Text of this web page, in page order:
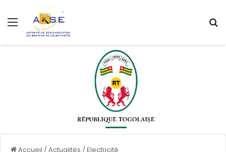
Menu
Accueil /Actualités /Electricité